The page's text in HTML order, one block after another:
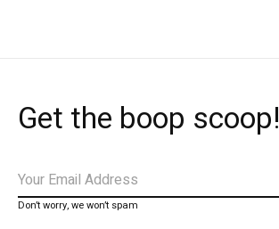
Get the boop scoop!
Don’t worry, we won’t spam